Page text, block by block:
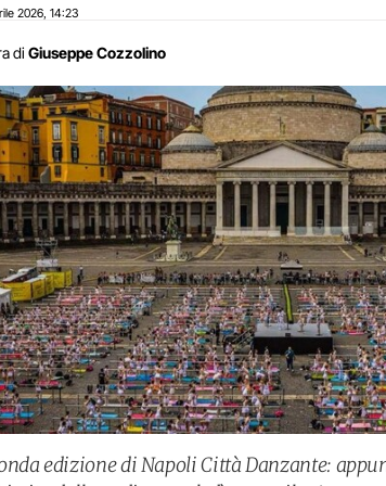
2026 14:23
di Giuseppe Cozzolino
edizione di Napoli Città Danzante: